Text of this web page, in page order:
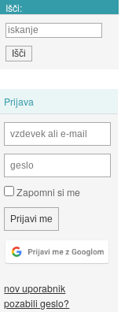
Išči:
Prijava
Zapomni si me
nov uporabnik
pozabili geslo?